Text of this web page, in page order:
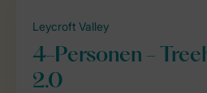
Leycroft Valley
4-Personen -
2.0